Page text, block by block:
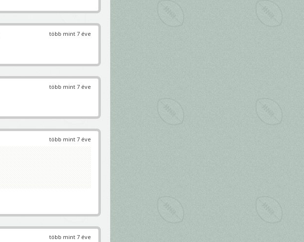
több mint 7 éve
több mint 7 éve
több mint 7 éve
több mint 7 éve